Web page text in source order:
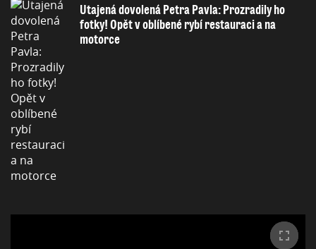
Utajená dovolená Petra Pavla: Prozradily ho
fotky! Opět v oblíbené rybí restauraci a na
motorce